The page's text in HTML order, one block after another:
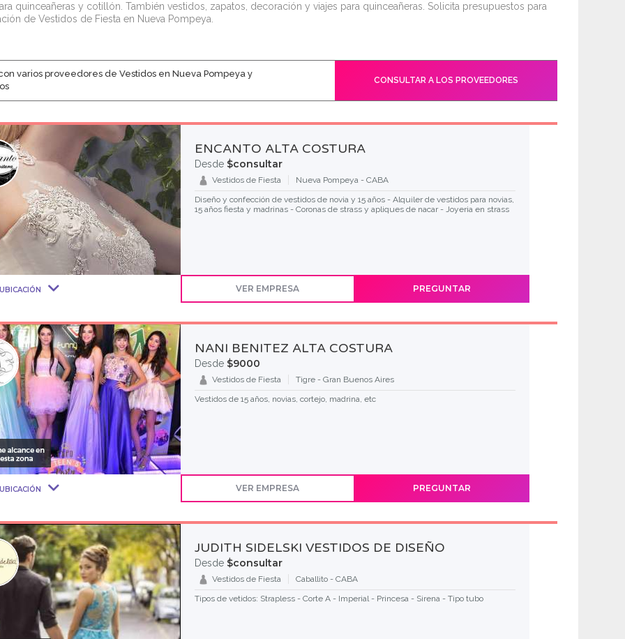
quinceañeras y cotillón. También vestidos, zapatos, decoración y viajes para quinceañeras. Solicita presupuestos para
de Vestidos de Fiesta en Nueva Pompeya.
varios proveedores de Vestidos en Nueva Pompeya y
CONSULTAR A LOS PROVEEDORES
ENCANTO ALTA COSTURA
Desde $consultar
Vestidos de Fiesta
Nueva Pompeya - CABA
Diseño y confección de vestidos de novia y 15 años - Alquiler de vestidos para novias,
15 años fiesta y madrinas - Coronas de strass y apliques de nacar - Joyeria en strass
VER EMPRESA PREGUNTAR
NANI BENITEZ ALTA COSTURA
Desde $9000
Vestidos de Fiesta
Tigre - Gran Buenos Aires
Vestidos de 15 años, novias, cortejo, madrina, etc
VER EMPRESA PREGUNTAR
JUDITH SIDELSKI VESTIDOS DE DISEÑO
Desde $consultar
Vestidos de Fiesta
Caballito - CABA
Tipos de vetidos: Strapless - Corte A - Imperial - Princesa - Sirena - Tipo tubo